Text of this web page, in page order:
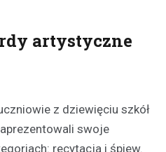
artystyczne
z dziewięciu szkół
swoje
recytacja i śpiew.